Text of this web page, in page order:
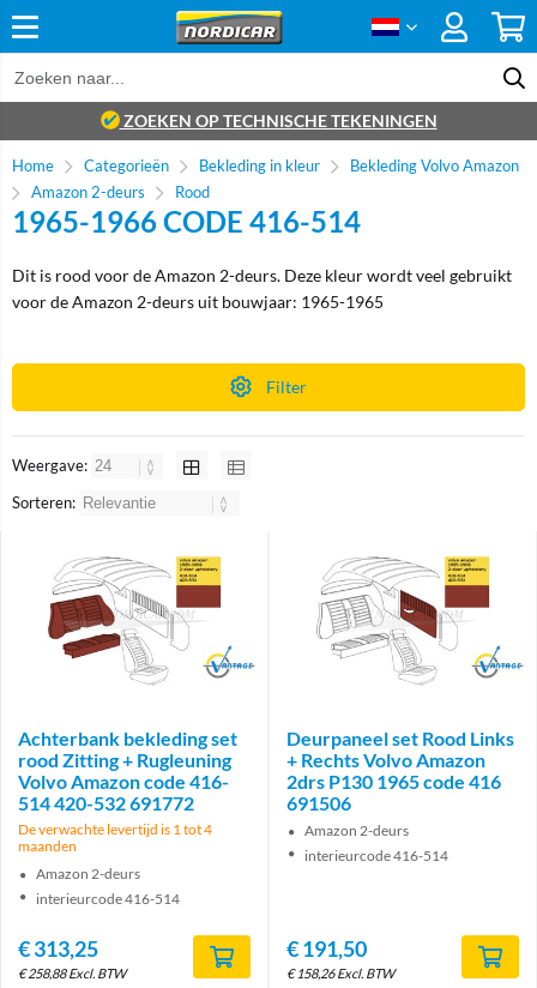
ZOEKEN OP TECHNISCHE TEKENINGEN
Home Categorieën Bekleding in kleur
Bekleding Volvo Amazon
Amazon 2-deurs
Rood
1965-1966 CODE 416-514
Dit is rood voor de Amazon 2-deurs. Deze kleur wordt veel gebruikt
voor de Amazon 2-deurs uit bouwjaar: 1965-1965
Filter
Weergave:
Sorteren:
Brand
Achterbank bekleding set
rood Zitting + Rugleuning
Volvo Amazon code 416-
514 420-532 691772
De verwachte levertijd is 1 tot 4
maanden
Amazon 2-deurs
interieurcode 416-514
€313,25
€258,88 Excl. BTW
Brand
Deurpaneel set Rood Links
+ Rechts Volvo Amazon
2drs P130 1965 code 416
691506
Amazon 2-deurs
interieurcode 416-514
€191,50
€158,26 Excl. BTW